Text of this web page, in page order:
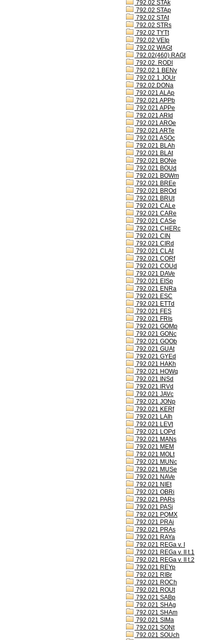
792.02 STAk
792.02 STAp
792.02 STAt
792.02 STRs
792.02 TYTt
792.02 VEIp
792.02 WAGt
792.02(460) RAGt
792.02. RODl
792.02.1 BENv
792.02.1 JOUr
792.02.DONa
792.021 ALAp
792.021 APPb
792.021 APPe
792.021 ARId
792.021 AROe
792.021 ARTe
792.021 ASOc
792.021 BLAh
792.021 BLAt
792.021 BONe
792.021 BOUd
792.021 BOWm
792.021 BREe
792.021 BROd
792.021 BRUt
792.021 CALe
792.021 CARe
792.021 CASe
792.021 CHERc
792.021 CIN
792.021 CIRd
792.021 CLAt
792.021 CORf
792.021 COUd
792.021 DAVe
792.021 EISp
792.021 ENRa
792.021 ESC
792.021 ETTd
792.021 FES
792.021 FRIs
792.021 GOMp
792.021 GONc
792.021 GOOb
792.021 GUAt
792.021 GYEd
792.021 HAKh
792.021 HOWq
792.021 INSd
792.021 IRVd
792.021 JAVc
792.021 JONp
792.021 KERf
792.021 LAIh
792.021 LEVt
792.021 LOPd
792.021 MANs
792.021 MEM
792.021 MOLt
792.021 MUNc
792.021 MUSe
792.021 NAVe
792.021 NIEt
792.021 OBRi
792.021 PARs
792.021 PASj
792.021 PQMX
792.021 PRAi
792.021 PRAs
792.021 RAYa
792.021 REGa v. I
792.021 REGa v. II t.1
792.021 REGa v. II t.2
792.021 REYp
792.021 RIBr
792.021 ROCh
792.021 ROUt
792.021 SABp
792.021 SHAg
792.021 SHAm
792.021 SIMa
792.021 SONt
792.021 SOUch